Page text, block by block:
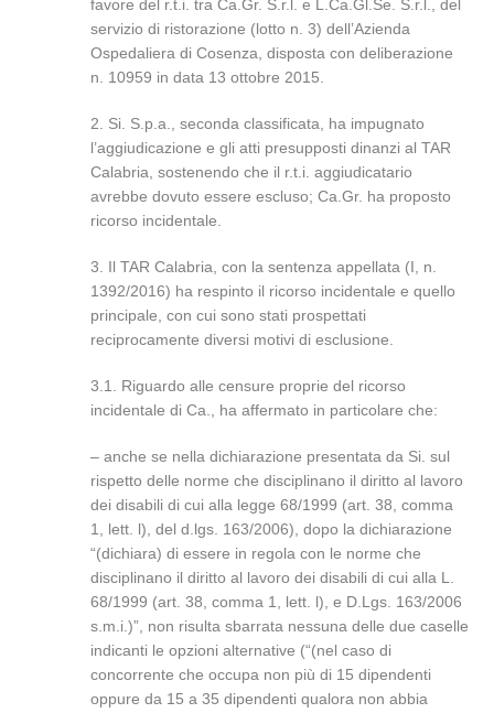
favore del r.t.i. tra Ca.Gr. S.r.l. e L.Ca.Gl.Se. S.r.l., del
servizio di ristorazione (lotto n. 3) dell’Azienda
Ospedaliera di Cosenza, disposta con deliberazione
n. 10959 in data 13 ottobre 2015.
2. Si. S.p.a., seconda classificata, ha impugnato
l’aggiudicazione e gli atti presupposti dinanzi al TAR
Calabria, sostenendo che il r.t.i. aggiudicatario
avrebbe dovuto essere escluso; Ca.Gr. ha proposto
ricorso incidentale.
3. Il TAR Calabria, con la sentenza appellata (I, n.
1392/2016) ha respinto il ricorso incidentale e quello
principale, con cui sono stati prospettati
reciprocamente diversi motivi di esclusione.
3.1. Riguardo alle censure proprie del ricorso
incidentale di Ca., ha affermato in particolare che:
– anche se nella dichiarazione presentata da Si. sul
rispetto delle norme che disciplinano il diritto al lavoro
dei disabili di cui alla legge 68/1999 (art. 38, comma
1, lett. l), del d.lgs. 163/2006), dopo la dichiarazione
“(dichiara) di essere in regola con le norme che
disciplinano il diritto al lavoro dei disabili di cui alla L.
68/1999 (art. 38, comma 1, lett. l), e D.Lgs. 163/2006
s.m.i.)”, non risulta sbarrata nessuna delle due caselle
indicanti le opzioni alternative (“(nel caso di
concorrente che occupa non più di 15 dipendenti
oppure da 15 a 35 dipendenti qualora non abbia